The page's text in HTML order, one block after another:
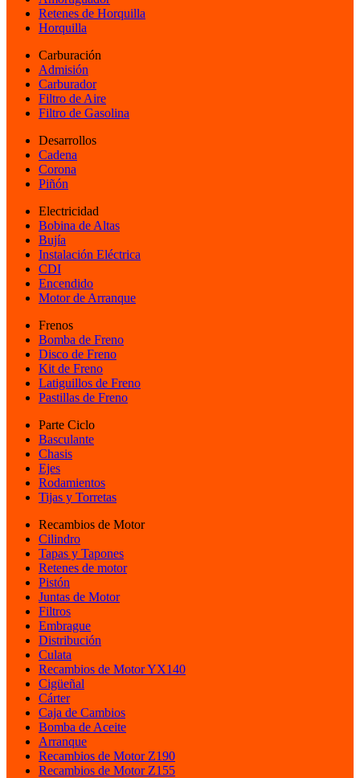
Retenes de Horquilla
Horquilla
Carburación
Admisión
Carburador
Filtro de Aire
Filtro de Gasolina
Desarrollos
Cadena
Corona
Piñón
Electricidad
Bobina de Altas
Bujía
Instalación Eléctrica
CDI
Encendido
Motor de Arranque
Frenos
Bomba de Freno
Disco de Freno
Kit de Freno
Latiguillos de Freno
Pastillas de Freno
Parte Ciclo
Basculante
Chasis
Ejes
Rodamientos
Tijas y Torretas
Recambios de Motor
Cilindro
Tapas y Tapones
Retenes de motor
Pistón
Juntas de Motor
Filtros
Embrague
Distribución
Culata
Recambios de Motor YX140
Cigüeñal
Cárter
Caja de Cambios
Bomba de Aceite
Arranque
Recambios de Motor Z190
Recambios de Motor Z155